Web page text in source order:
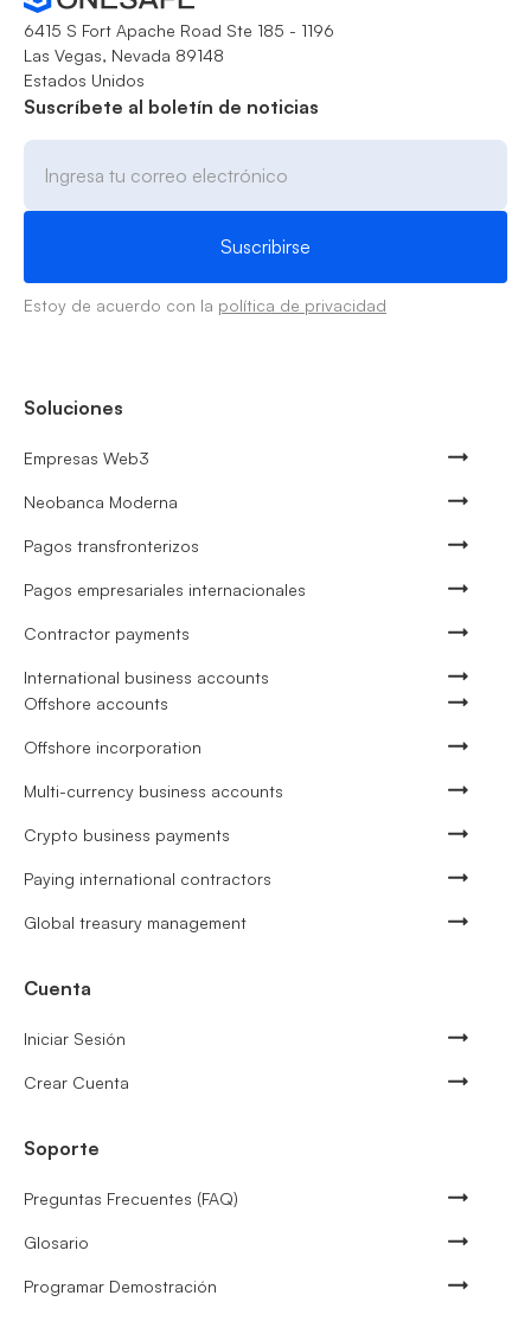
6415 S Fort Apache Road Ste 185 - 1196
Las Vegas, Nevada 89148
Estados Unidos
Suscríbete al boletín de noticias
Estoy de acuerdo con la política de privacidad
Soluciones
Empresas Web3
Neobanca Moderna
Pagos transfronterizos
Pagos empresariales internacionales
Contractor payments
International business accounts
Offshore accounts
Offshore incorporation
Multi-currency business accounts
Crypto business payments
Paying international contractors
Global treasury management
Cuenta
Iniciar Sesión
Crear Cuenta
Soporte
Preguntas Frecuentes (FAQ)
Glosario
Programar Demostración